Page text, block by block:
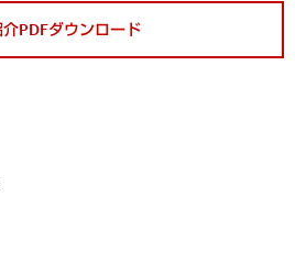
PDFダウンロード